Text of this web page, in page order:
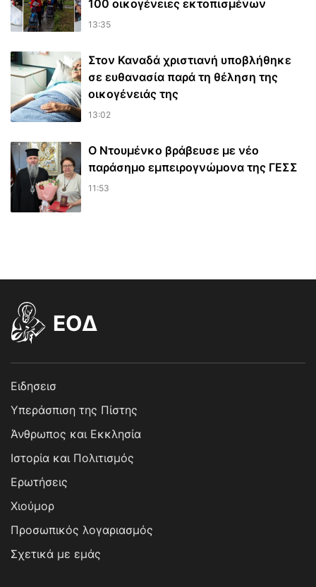
100 οικογένειες εκτοπισμένων
13:35
Στον Καναδά χριστιανή υποβλήθηκε
σε ευθανασία παρά τη θέληση της
οικογένειάς της
13:02
Ο Ντουμένκο βράβευσε με νέο
παράσημο εμπειρογνώμονα της ΓΕΣΣ
11:53
EOΔ
Ειδησεισ
Υπεράσπιση της Πίστης
Άνθρωπος και Εκκλησία
Ιστορία και Πολιτισμός
Ερωτήσεις
Χιούμορ
Προσωπικός λογαριασμός
Σχετικά με εμάς